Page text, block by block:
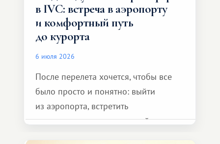
в IVC: встреча в аэропорту
и комфортный путь
до курорта
6 июля 2026
После перелета хочется, чтобы все
было просто и понятно: выйти
из аэропорта, встретить
представителя транспортной